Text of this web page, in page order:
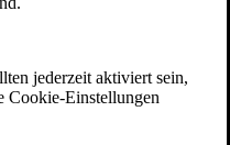
jederzeit aktiviert sein,
Cookie-Einstellungen